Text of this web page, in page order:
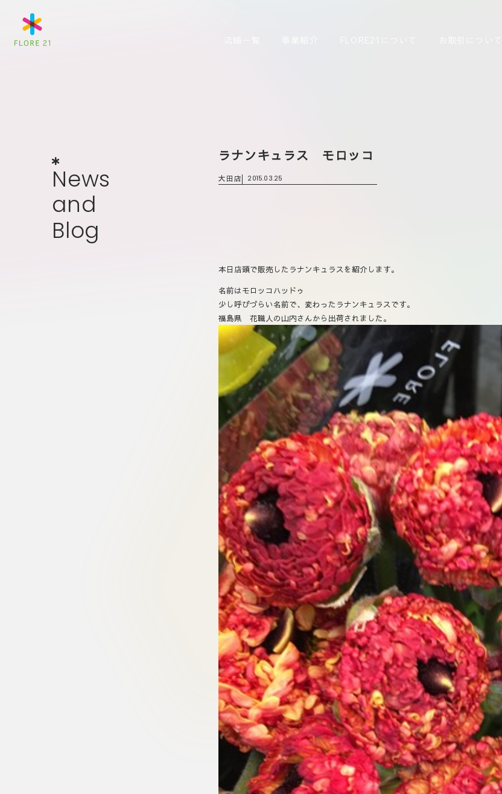
News
News
and
and
Blog
Blog
ラナンキュラス モロッコ
大田店 2015.03.25
本日店頭で販売したラナンキュラスを紹介します。
名前はモロッコハッドゥ
少し呼びづらい名前で、変わったラナンキュラスです。
福島県 花職人の山内さんから出荷されました。